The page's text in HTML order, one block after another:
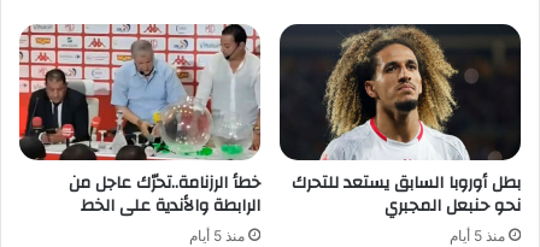
بطل أوروبا السابق يستعد للتحرك
نحو حنبعل المجبري
منذ 5 أيام
خطأ الرزنامة..تحرّك عاجل من
الرابطة والأندية على الخط
منذ 5 أيام